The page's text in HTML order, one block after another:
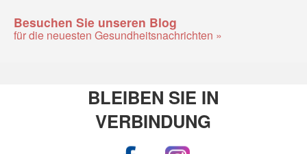
Besuchen Sie unseren Blog
für die neuesten Gesundheitsnachrichten »
BLEIBEN SIE IN
VERBINDUNG